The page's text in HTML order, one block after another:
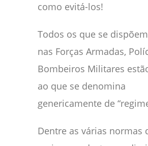
como evitá-los!
Todos os que se
nas Forças Armadas,
Bombeiros Militares
ao que se denomina
genericamente de
Dentre as várias normas